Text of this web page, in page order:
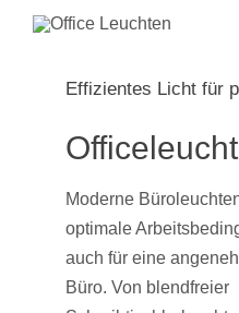
Effizientes Licht für
Moderne
optimale
auch für eine
Büro. Von blendfreier